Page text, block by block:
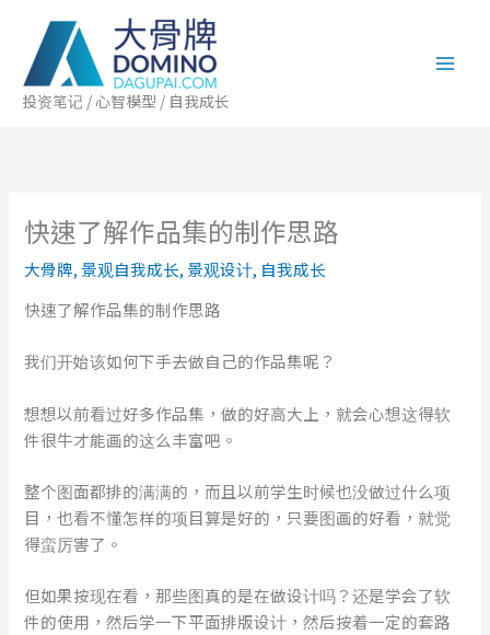
投资笔记 / 心智模型 / 自我成长
快速了解作品集的制作思路
大骨牌, 景观自我成长, 景观设计, 自我成长
快速了解作品集的制作思路
我们开始该如何下手去做自己的作品集呢？
想想以前看过好多作品集，做的好高大上，就会心想这得软
件很牛才能画的这么丰富吧。
整个图面都排的满满的，而且以前学生时候也没做过什么项
目，也看不懂怎样的项目算是好的，只要图画的好看，就觉
得蛮厉害了。
但如果按现在看，那些图真的是在做设计吗？还是学会了软
件的使用，然后学一下平面排版设计，然后按着一定的套路